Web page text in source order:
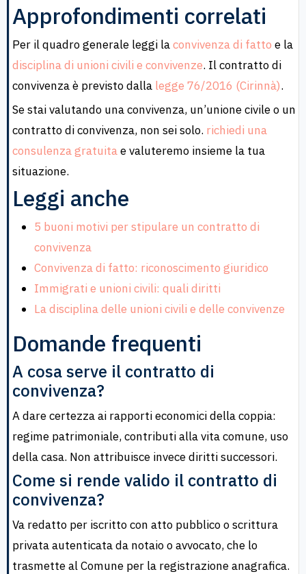
Approfondimenti correlati
Per il quadro generale leggi laconvivenza di fatto e la
disciplina di unioni civili e convivenze. Il contratto di
convivenza è previsto dalla legge 76/2016 (Cirinnà).
Se stai valutando una convivenza, un’unione civile o un
contratto di convivenza, non sei solo. richiedi una
consulenza gratuitae valuteremo insieme la tua
situazione.
Leggi anche
5 buoni motivi per stipulare un contratto di
convivenza
Convivenza di fatto: riconoscimento giuridico
Immigrati e unioni civili: quali diritti
La disciplina delle unioni civili e delle convivenze
Domande frequenti
A cosa serve il contratto di
convivenza?
A dare certezza ai rapporti economici della coppia:
regime patrimoniale, contributi alla vita comune, uso
della casa. Non attribuisce invece diritti successori.
Come si rende valido il contratto di
convivenza?
Va redatto per iscritto con atto pubblico o scrittura
privata autenticata da notaio o avvocato, che lo
trasmette al Comune per la registrazione anagrafica.